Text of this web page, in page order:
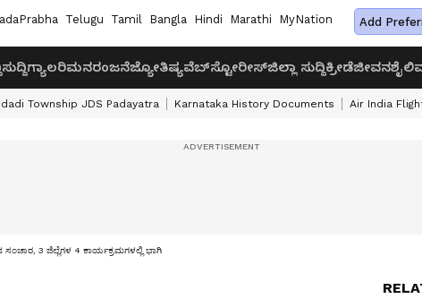
Telugu Tamil Bangla Hindi Marathi MyNation Add
ಸುದ್ದಿಗ್ಯಾಲರಿಮನರಂಜನೆಜ್ಯೋತಿಷ್ಯವೆಬ್‌ಸ್ಟೋರೀಸ್ಜಿಲ್ಲಾ ಸುದ್ದಿಕ್ರೀಡೆಜೀವನಶೈಲಿ
Township JDS Padayatra Karnataka History Documents Air India
3 ಜಿಲ್ಲೆಗಳ 4 ಕಾರ್ಯಕ್ರಮಗಳಲ್ಲಿ ಭಾಗಿ